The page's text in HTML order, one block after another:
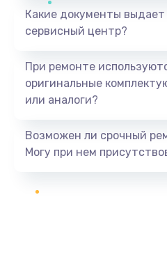
Какие документы выдает
сервисный центр?
При ремонте
оригинальные
или аналоги?
Возможен ли срочный
Могу при нем